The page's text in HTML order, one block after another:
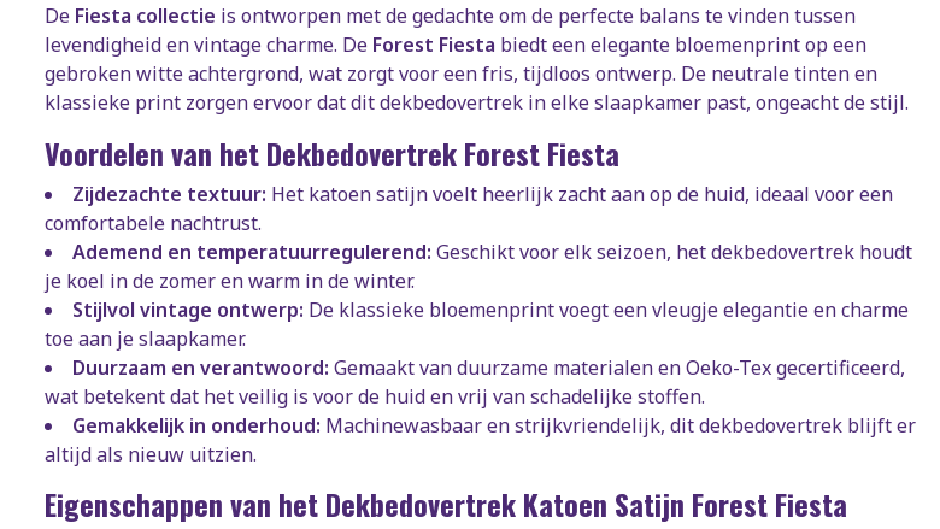
De Fiesta collectie is ontworpen met de gedachte om de perfecte balans te vinden tussen
levendigheid en vintage charme. De Forest Fiesta biedt een elegante bloemenprint op een
gebroken witte achtergrond, wat zorgt voor een fris, tijdloos ontwerp. De neutrale tinten en
klassieke print zorgen ervoor dat dit dekbedovertrek in elke slaapkamer past, ongeacht de stijl.
Voordelen van het Dekbedovertrek Forest Fiesta
Zijdezachte textuur: Het katoen satijn voelt heerlijk zacht aan op de huid, ideaal voor een
comfortabele nachtrust.
Ademend en temperatuurregulerend: Geschikt voor elk seizoen, het dekbedovertrek houdt
je koel in de zomer en warm in de winter.
Stijlvol vintage ontwerp: De klassieke bloemenprint voegt een vleugje elegantie en charme
toe aan je slaapkamer.
Duurzaam en verantwoord: Gemaakt van duurzame materialen en Oeko-Tex gecertificeerd,
wat betekent dat het veilig is voor de huid en vrij van schadelijke stoffen.
Gemakkelijk in onderhoud: Machinewasbaar en strijkvriendelijk, dit dekbedovertrek blijft er
altijd als nieuw uitzien.
Eigenschappen van het Dekbedovertrek Katoen Satijn Forest Fiesta